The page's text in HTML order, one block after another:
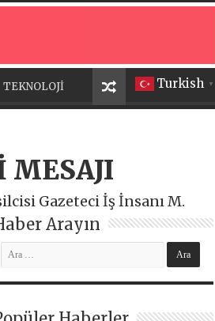
Turkish ▼
TEKNOLOJİ
MESAJI
Gazeteci İş İnsanı M.
Arayın